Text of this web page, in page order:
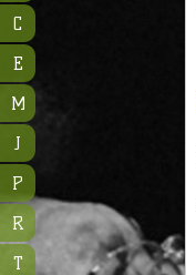
C
E
M
J
P
R
T